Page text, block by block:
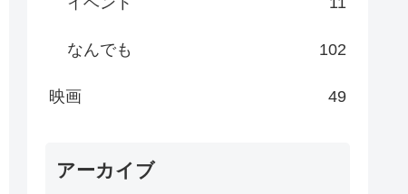
なんでも 102
映画 49
アーカイブ